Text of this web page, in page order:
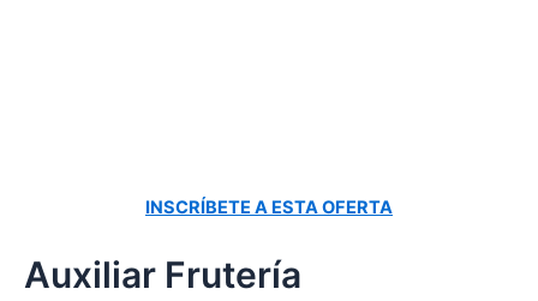
INSCRÍBETE A ESTA OFERTA
Auxiliar Frutería